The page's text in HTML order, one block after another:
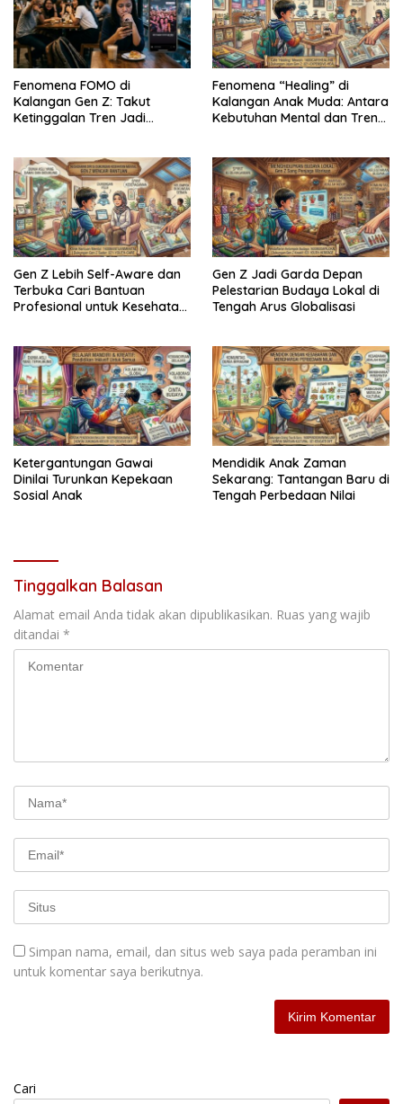
Fenomena FOMO di
Kalangan Gen Z: Takut
Ketinggalan Tren Jadi
Fenomena “Healing” di
Kalangan Anak Muda: Antara
Kebutuhan Mental dan Tren
Gen Z Lebih Self-Aware dan
Terbuka Cari Bantuan
Profesional untuk Kesehatan
Gen Z Jadi Garda Depan
Pelestarian Budaya Lokal di
Tengah Arus Globalisasi
Ketergantungan Gawai
Dinilai Turunkan Kepekaan
Sosial Anak
Mendidik Anak Zaman
Sekarang: Tantangan Baru di
Tengah Perbedaan Nilai
Tinggalkan Balasan
Alamat email Anda tidak akan dipublikasikan. Ruas yang wajib
ditandai *
Simpan nama, email, dan situs web saya pada peramban ini
untuk komentar saya berikutnya.
Cari